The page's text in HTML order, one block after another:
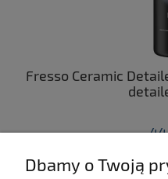
Fresso Ceramic
do
Dbamy o Twoją